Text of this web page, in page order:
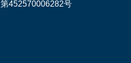
第452570006282号